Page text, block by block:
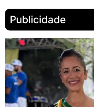
Publicidade